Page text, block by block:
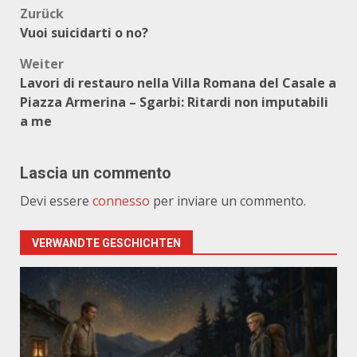
Beitragsnavigation
Zurück
Vuoi suicidarti o no?
Weiter
Lavori di restauro nella Villa Romana del Casale a
Piazza Armerina – Sgarbi: Ritardi non imputabili
a me
Lascia un commento
Devi essere connesso per inviare un commento.
VERWANDTE GESCHICHTEN